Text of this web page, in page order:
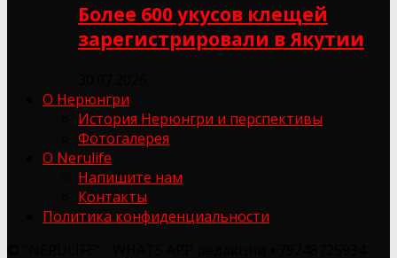
Более 600 укусов клещей
зарегистрировали в Якутии
О Нерюнгри
История Нерюнгри и перспективы
Фотогалерея
О Nerulife
Напишите нам
Контакты
Политика конфиденциальности